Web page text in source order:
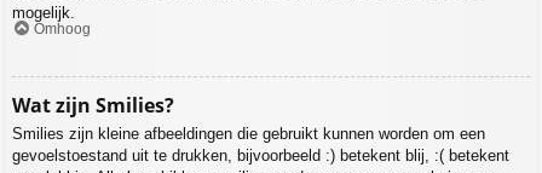
mogelijk.
Omhoog
Wat zijn Smilies?
Smilies zijn kleine afbeeldingen die gebruikt kunnen worden om een
gevoelstoestand uit te drukken, bijvoorbeeld :) betekent blij, :( betekent